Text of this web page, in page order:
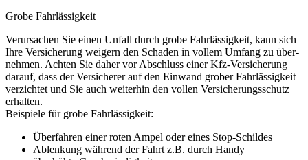
Grobe Fahrlässigkeit
Verursachen Sie einen Unfall durch grobe Fahr­lässig­keit, kann sich
Ihre Ver­sicher­ung weigern den Schaden in vollem Umfang zu über­
nehmen. Achten Sie daher vor Ab­schluss einer Kfz-Ver­sicher­ung
darauf, dass der Versicherer auf den Einwand grober Fahr­lässig­keit
verzichtet und Sie auch weiter­hin den vollen Ver­sicherungs­schutz
erhalten.
Beispiele für grobe Fahr­lässig­keit:
Überfahren einer roten Ampel oder eines Stop-Schildes
Ablenkung während der Fahrt z.B. durch Handy